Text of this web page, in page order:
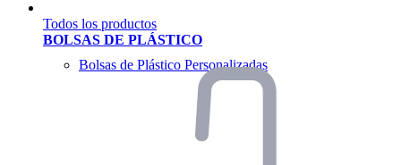
Todos los productos
BOLSAS DE PLÁSTICO
Bolsas de Plástico Personalizadas